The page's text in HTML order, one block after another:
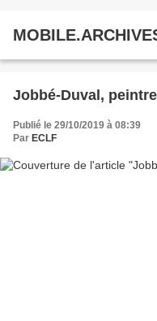
Jobbé-Duval,
Publié le 29/10/2019 à 08:39
Par ECLF